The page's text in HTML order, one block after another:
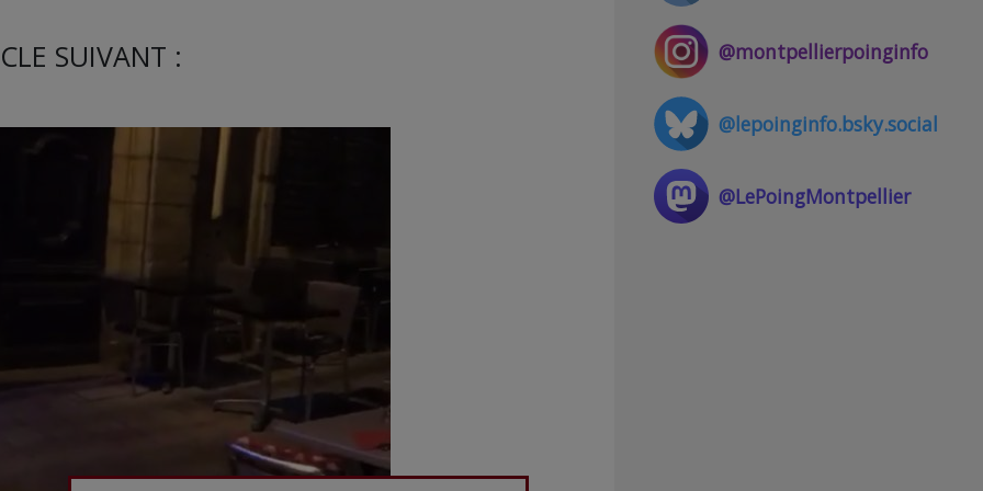
SUIVANT : @montpellierpoinginfo
@lepoinginfo.bsky.social
@LePoingMontpellier